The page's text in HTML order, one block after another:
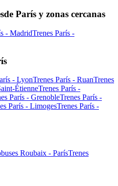
París y zonas cercanas
- MadridTrenes París -
- LyonTrenes París - RuanTrenes
ÉtienneTrenes París -
París - GrenobleTrenes París -
París - LimogesTrenes París -
Roubaix - ParísTrenes